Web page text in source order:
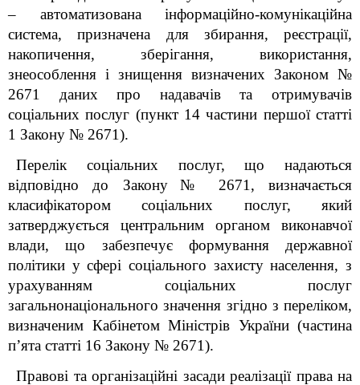
– автоматизована інформаційно-комунікаційна
система, призначена для збирання, реєстрації,
накопичення, зберігання, використання,
знеособлення і знищення визначених Законом №
2671 даних про надавачів та отримувачів
соціальних послуг (пункт 14 частини першої статті
1 Закону № 2671).
Перелік соціальних послуг, що надаються
відповідно до Закону
№ 2671, визначається
класифікатором соціальних послуг, який
затверджується центральним органом виконавчої
влади, що забезпечує формування державної
політики у сфері соціального захисту населення, з
урахуванням соціальних послуг
загальнонаціонального значення згідно з переліком,
визначеним Кабінетом Міністрів України (частина
п’ята статті 16 Закону № 2671).
Правові та організаційні засади реалізації права на